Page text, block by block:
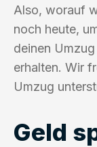
Also, worauf
noch heute,
deinen
erhalten. Wir
Umzug
Geld